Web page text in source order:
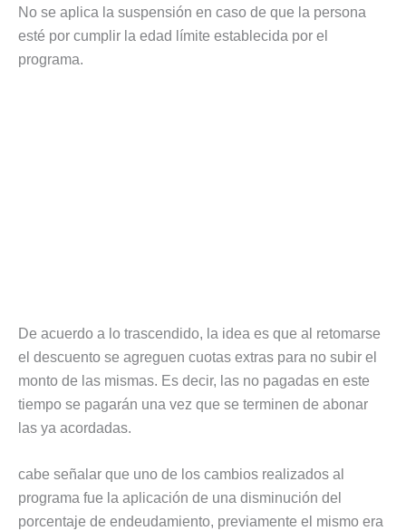
No se aplica la suspensión en caso de que la persona
esté por cumplir la edad límite establecida por el
programa.
De acuerdo a lo trascendido, la idea es que al retomarse
el descuento se agreguen cuotas extras para no subir el
monto de las mismas. Es decir, las no pagadas en este
tiempo se pagarán una vez que se terminen de abonar
las ya acordadas.
cabe señalar que uno de los cambios realizados al
programa fue la aplicación de una disminución del
porcentaje de endeudamiento, previamente el mismo era